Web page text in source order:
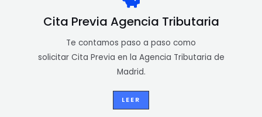
Cita Previa Agencia Tributaria
Te contamos paso a paso como
solicitar Cita Previa en la Agencia Tributaria de
Madrid.
LEER